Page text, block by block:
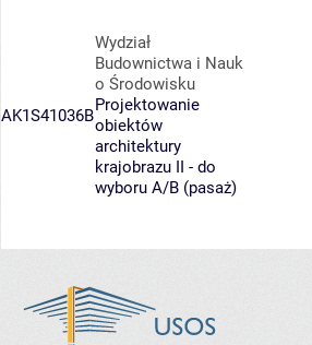
AK1S41036B
Wydział
Budownictwa i Nauk
o Środowisku
Projektowanie
obiektów
architektury
krajobrazu II - do
wyboru A/B (pasaż)